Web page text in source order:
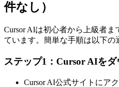
件なし）
Cursor AIは初心者から上級者
ています。簡単な手順は以下の
ステップ1：Cursor AIをダ
Cursor AI公式サイトにア